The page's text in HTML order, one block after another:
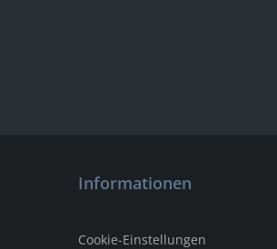
Informationen
Cookie-Einstellungen